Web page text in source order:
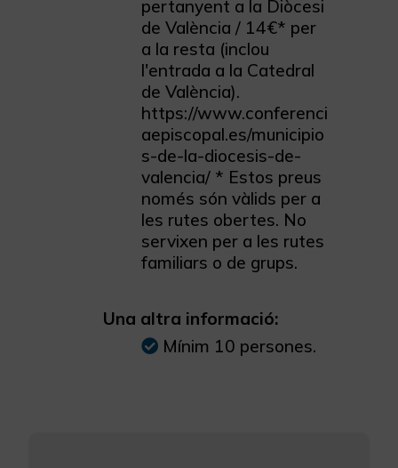
pertanyent a la Diòcesi
de València / 14€* per
a la resta (inclou
l'entrada a la Catedral
de València).
https://www.conferenci
aepiscopal.es/municipio
s-de-la-diocesis-de-
valencia/ * Estos preus
només són vàlids per a
les rutes obertes. No
servixen per a les rutes
familiars o de grups.
Una altra informació:
Mínim 10 persones.